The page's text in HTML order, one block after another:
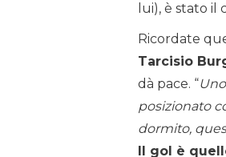
lui), è stato il
Ricordate
Tarcisio
dà pace. “
posizionato
dormito,
Il gol è